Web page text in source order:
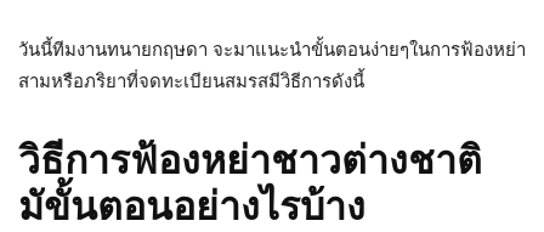
วันนี้ทีมงานทนายกฤษดา จะมาแนะนำขั้นตอนง่ายๆในการฟ้องหย่า
สามหรือภริยาที่จดทะเบียนสมรสมีวิธีการดังนี้
วิธีการฟ้องหย่าชาวต่างชาติ
มัขั้นตอนอย่างไรบ้าง